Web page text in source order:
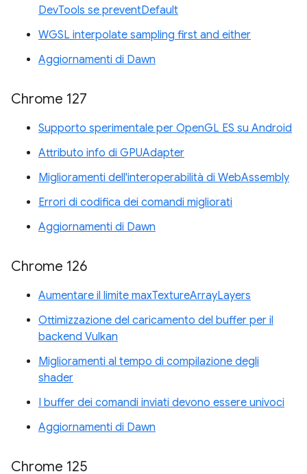
DevTools se preventDefault
WGSL interpolate sampling first and either
Aggiornamenti di Dawn
Chrome 127
Supporto sperimentale per OpenGL ES su Android
Attributo info di GPUAdapter
Miglioramenti dell'interoperabilità di WebAssembly
Errori di codifica dei comandi migliorati
Aggiornamenti di Dawn
Chrome 126
Aumentare il limite maxTextureArrayLayers
Ottimizzazione del caricamento del buffer per il
backend Vulkan
Miglioramenti al tempo di compilazione degli
shader
I buffer dei comandi inviati devono essere univoci
Aggiornamenti di Dawn
Chrome 125